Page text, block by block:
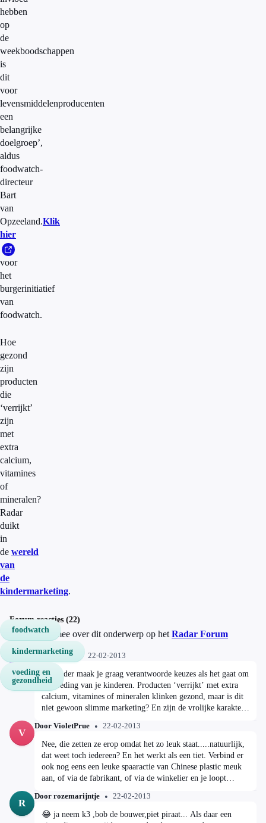
hebben
op
de
weekboodschappen
is
dit
voor
levensmiddelenproducenten
een
belangrijke
doelgroep’,
aldus
foodwatch-
directeur
Bart
van
Opzeeland.Klik
hier
voor
het
burgerinitiatief
van
foodwatch.
Hoe
gezond
zijn
producten
die
‘verrijkt’
zijn
met
extra
calcium,
vitamines
of
mineralen?
Radar
duikt
in
de wereld
van
de
kindermarketing.
foodwatch
kindermarketing
voeding en
gezondheid
Forum reacties (22)
Discussieer mee over dit onderwerp op het Radar Forum
R
Door Radar 22-02-2013
Als ouder maak je graag verantwoorde keuzes als het gaat om
de voeding van je kinderen. Producten ‘verrijkt’ met extra
calcium, vitamines of mineralen klinken gezond, maar is dit
niet gewoon slimme marketing? En zijn de vrolijke karakters
Leeuw, niet vooral bedoeld om je kinderen te laten zeuren in
de supermarkt? Radar duikt in de wereld van de
kindermarketing. Maandag 25 februari in Radar, om 20.30
uur bij de TROS op Nederland 1
V
Door VioletPrue 22-02-2013
Nee, die zetten ze erop omdat het zo leuk staat.....natuurlijk,
dat weet toch iedereen? En het werkt als een tiet. Verbind er
ook nog eens een leuke spaaractie van Chinese plastic meuk
aan, of via de fabrikant, of via de winkelier en je loopt
R
Door rozemarijntje 22-02-2013
😂 ja neem k3 ,bob de bouwer,piet piraat... Als daar een